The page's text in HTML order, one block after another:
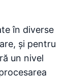
în diverse
și pentru
un nivel